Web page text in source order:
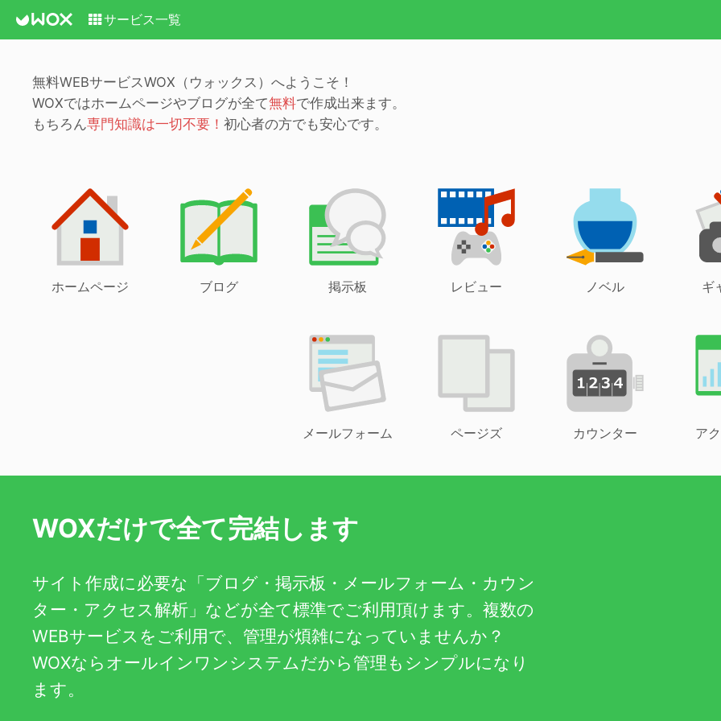
サービス一覧
無料WEBサービスWOX（ウォックス）へようこそ！
WOXではホームページやブログが全て無料で作成出来ます。
もちろん専門知識は一切不要！ 初心者の方でも安心です。
ホームページ ブログ 掲示板 レビュー ノベル ギ
メールフォーム ページズ カウンター ア
WOXだけで全て完結します
サイト作成に必要な「ブログ・掲示板・メールフォーム・カウン
ター・アクセス解析」などが全て標準でご利用頂けます。複数の
WEBサービスをご利用で、管理が煩雑になっていませんか？
WOXならオールインワンシステムだから管理もシンプルになり
ます。